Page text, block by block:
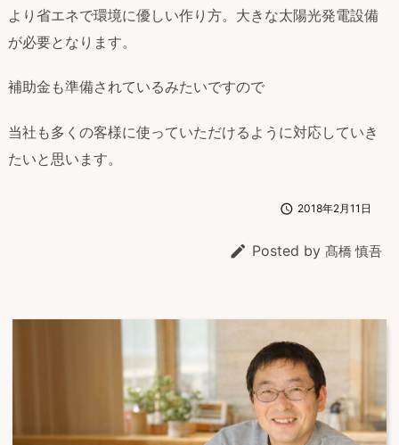
より省エネで環境に優しい作り方。大きな太陽光発電設備
が必要となります。
補助金も準備されているみたいですので
当社も多くの客様に使っていただけるように対応していき
たいと思います。
 2018年2月11日
 Posted by 髙橋 慎吾